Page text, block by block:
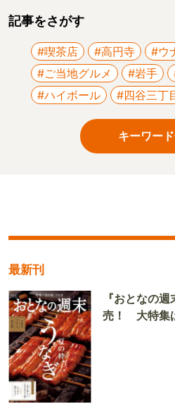
記事をさがす
#喫茶店 #高円寺 #ウ
#ご当地グルメ
#岩手
#ハイボール
#四谷三丁
キーワー
最新刊
『おとなの
売！ 大特集